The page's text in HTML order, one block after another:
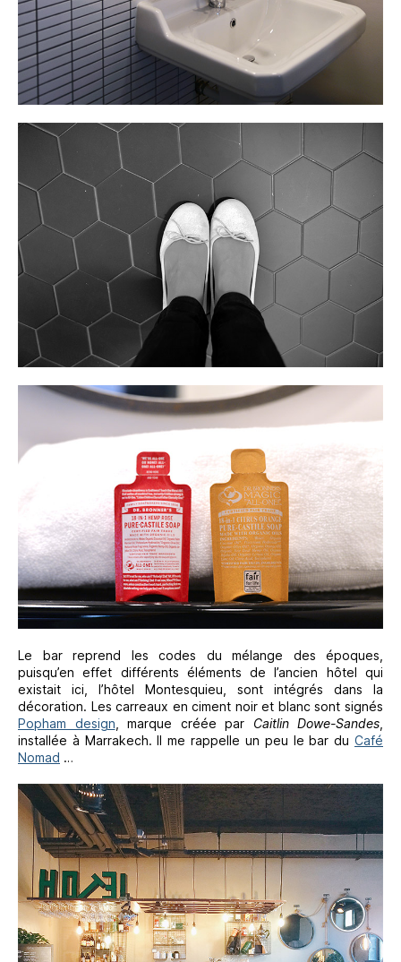
Le bar reprend les codes du mélange des époques,
puisqu’en effet différents éléments de l’ancien hôtel qui
existait ici, l’hôtel Montesquieu, sont intégrés dans la
décoration. Les carreaux en ciment noir et blanc sont signés
Popham design , marque créée par Caitlin Dowe-Sandes
installée à Marrakech. Il me rappelle un peu le bar du Café
Nomad …